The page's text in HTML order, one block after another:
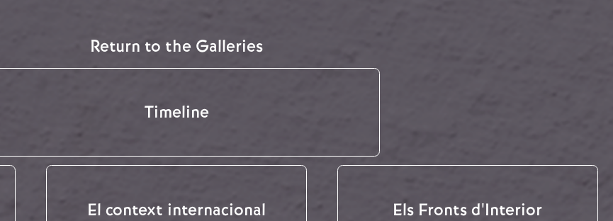
Return to the Galleries
Timeline
El context internacional Els Fronts d'Interior